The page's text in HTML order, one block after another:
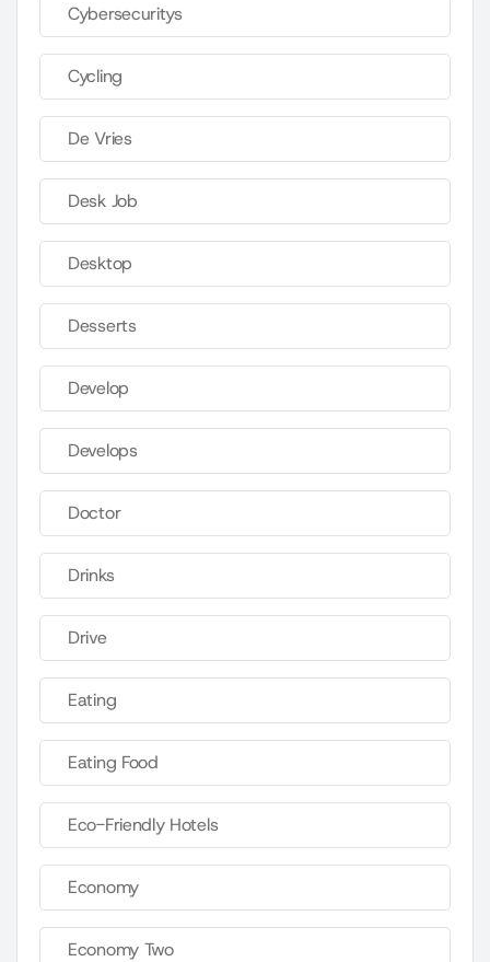
Cybersecuritys
Cycling
De Vries
Desk Job
Desktop
Desserts
Develop
Develops
Doctor
Drinks
Drive
Eating
Eating Food
Eco-Friendly Hotels
Economy
Economy Two